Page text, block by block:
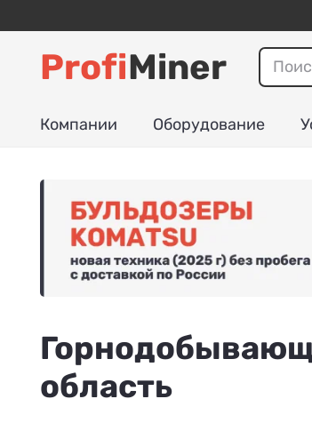
ProfiMiner
Компании Оборудование
область